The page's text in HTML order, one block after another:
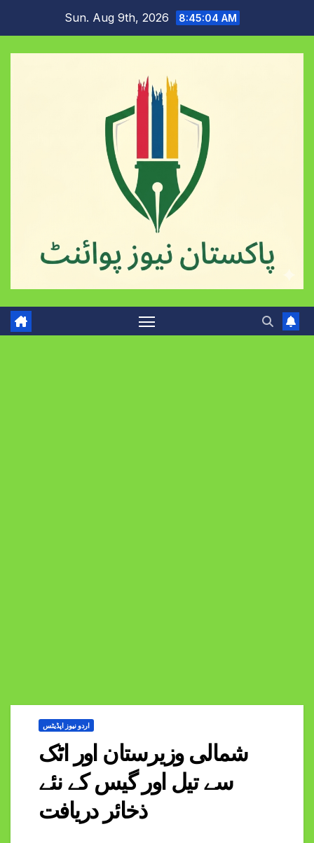
content
Sun. Aug 9th, 2026 8:45:05 AM
اردو نیوز اپڈیٹس
شمالی وزیرستان اور اٹک
سے تیل اور گیس کے نئے
ذخائر دریافت